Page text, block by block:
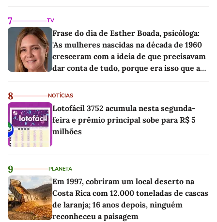
7 TV
Frase do dia de Esther Boada, psicóloga:
'As mulheres nascidas na década de 1960
cresceram com a ideia de que precisavam
dar conta de tudo, porque era isso que a
8 NOTÍCIAS
Lotofácil 3752 acumula nesta segunda-
feira e prêmio principal sobe para R$ 5
milhões
9 PLANETA
Em 1997, cobriram um local deserto na
Costa Rica com 12.000 toneladas de cascas
de laranja; 16 anos depois, ninguém
reconheceu a paisagem